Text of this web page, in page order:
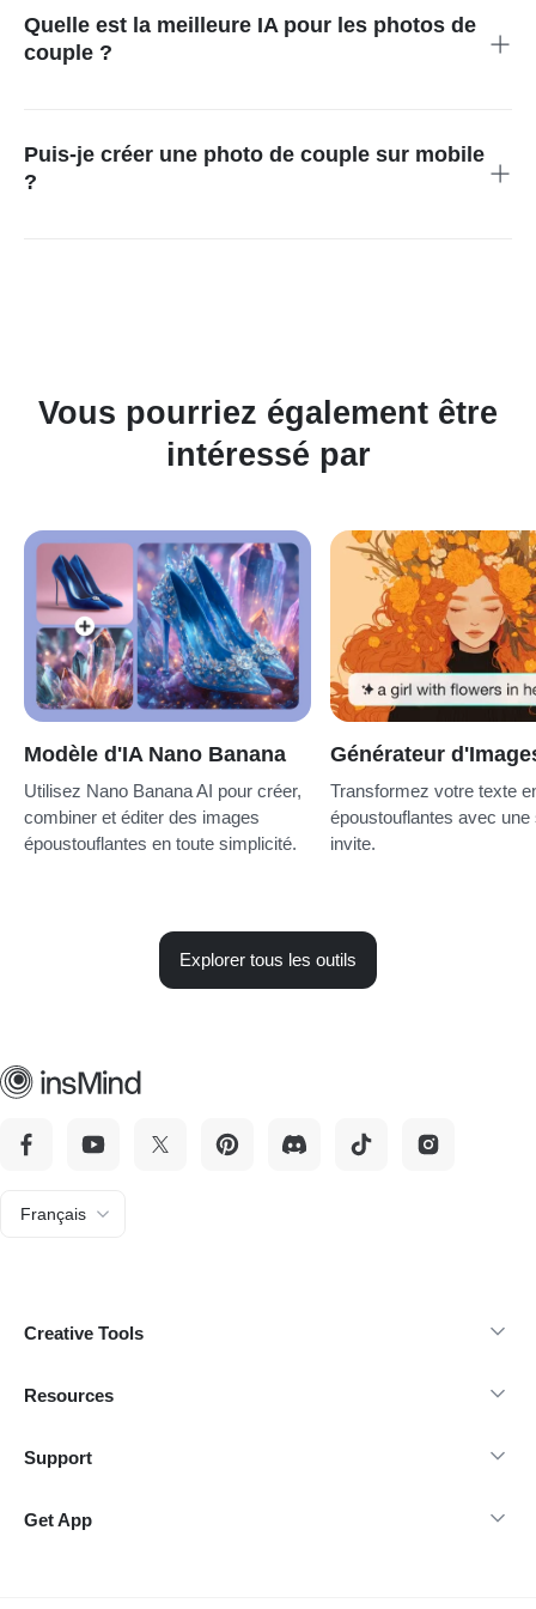
et de laisser l’IA faire le reste. Décrivez des styles comme des
couchers de soleil rêveurs ou des dîners aux chandelles pour
obtenir une photo de couple pleine d’émotion.
Quelle est la meilleure IA pour les photos de
couple ?
photos, choisissez votre style artistique préféré, et laissez l'IA
d'insMind générer des portraits de couple de haute qualité.
Puis-je créer une photo de couple sur mobile
?
Vous pourriez également être
intéressé par
Modèle d'IA Nano Banana
Utilisez Nano Banana AI pour créer,
combiner et éditer des images
époustouflantes en toute simplicité.
Générateur
Transformez votre texte
époustouflantes avec une
invite.
Explorer tous les outils
Français
Creative Tools
Resources
Support
Get App